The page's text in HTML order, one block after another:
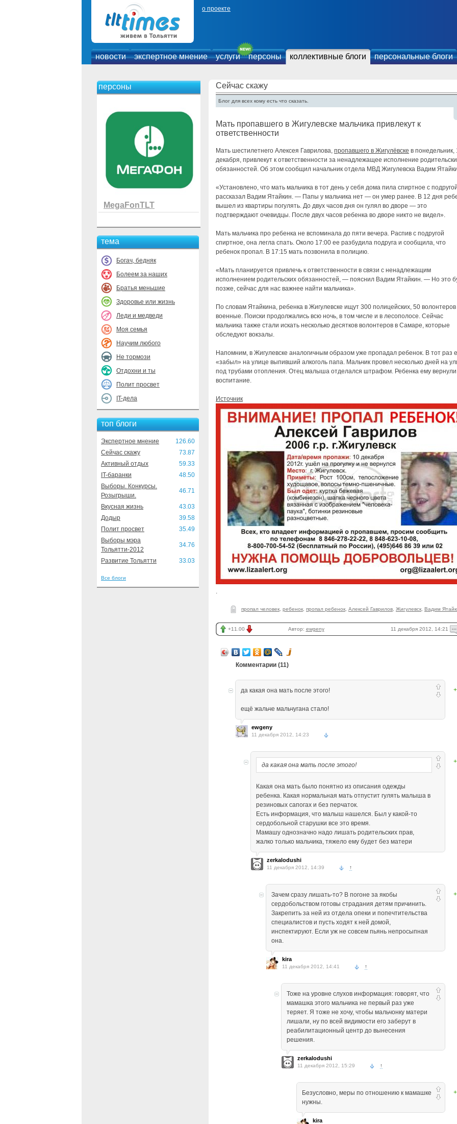
о проекте
новости экспертное мнение услуги персоны коллективные блоги персональные блоги
персоны
MegaFonTLT
тема
Богач, бедняк
Болеем за наших
Братья меньшие
Здоровье или жизнь
Леди и медведи
Моя семья
Научим любого
Не тормози
Отдохни и ты
Полит просвет
IT-дела
топ блоги
Экспертное мнение
126.60
Сейчас скажу
73.87
Активный отдых
59.33
IT-баранки
48.50
Выборы. Конкурсы.
Розыгрыши.
46.71
Вкусная жизнь
43.03
Додыр
39.58
Полит просвет
35.49
Выборы мэра
Тольятти-2012
34.76
Развитие Тольятти 33.03
Все блоги
Сейчас скажу
Блог для всех кому есть что сказать.
Мать пропавшего в Жигулевске мальчика привлекут к
ответственности
Мать шестилетнего Алексея Гаврилова, пропавшего в Жигулёвске в понедельник,
декабря, привлекут к ответственности за ненадлежащее исполнение
обязанностей. Об этом сообщил начальник отдела МВД Жигулевска Вадим
«Установлено, что мать мальчика в тот день у себя дома пила спиртное с
рассказал Вадим Ятайкин. — Папы у мальчика нет — он умер ранее. В 12 дня
вышел из квартиры погулять. До двух часов дня он гулял во дворе — это
подтверждают очевидцы. После двух часов ребенка во дворе никто не видел».
Мать мальчика про ребенка не вспоминала до пяти вечера. Распив с подругой
спиртное, она легла спать. Около 17:00 ее разбудила подруга и сообщила, что
ребенок пропал. В 17:15 мать позвонила в полицию.
«Мать планируется привлечь к ответственности в связи с ненадлежащим
исполнением родительских обязанностей, — пояснил Вадим Ятайкин. — Но это
позже, сейчас для нас важнее найти мальчика».
По словам Ятайкина, ребенка в Жигулевске ищут 300 полицейских, 50
военные. Поиски продолжались всю ночь, в том числе и в лесополосе. Сейчас
мальчика также стали искать несколько десятков волонтеров в Самаре, которые
обследуют вокзалы.
Напомним, в Жигулевске аналогичным образом уже пропадал ребенок. В тот раз
«забыл» на улице выпивший алкоголь папа. Мальчик провел несколько дней на
под трубами отопления. Отец малыша отделался штрафом. Ребенка ему
воспитание.
Источник
.
пропал человек ребенок пропал ребенок Алексей Гаврилов Жигулевск Вадим
+11.00 Автор: ewgeny 11 декабря 2012, 14:21
Комментарии (11)
да какая она мать после этого!
ещё жальче мальчугана стало!
ewgeny
11 декабря 2012, 14:23
да какая она мать после этого!
Какая она мать было понятно из описания одежды
ребенка. Какая нормальная мать отпустит гулять малыша в
резиновых сапогах и без перчаток.
Есть информация, что малыш нашелся. Был у какой-то
сердобольной старушки все это время.
Мамашу однозначно надо лишать родительских прав,
жалко только мальчика, тяжело ему будет без матери
zerkalodushi
11 декабря 2012, 14:39 ↑
Зачем сразу лишать-то? В погоне за якобы
сердобольством готовы страдания детям причинить.
Закрепить за ней из отдела опеки и попечтительства
специалистов и пусть ходят к ней домой,
инспектируют. Если уж не совсем пьянь непросыпная
она.
kira
11 декабря 2012, 14:41 ↑
Тоже на уровне слухов информация: говорят, что
мамашка этого мальчика не первый раз уже
теряет. Я тоже не хочу, чтобы мальчонку матери
лишали, ну по всей видимости его заберут в
реабилитационный центр до вынесения
решения.
zerkalodushi
11 декабря 2012, 15:29 ↑
Безусловно, меры по отношению к мамашке
нужны.
kira